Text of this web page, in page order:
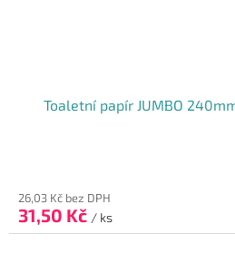
Toaletní papír JUMBO
26,03 Kč bez DPH
31,50 Kč / ks